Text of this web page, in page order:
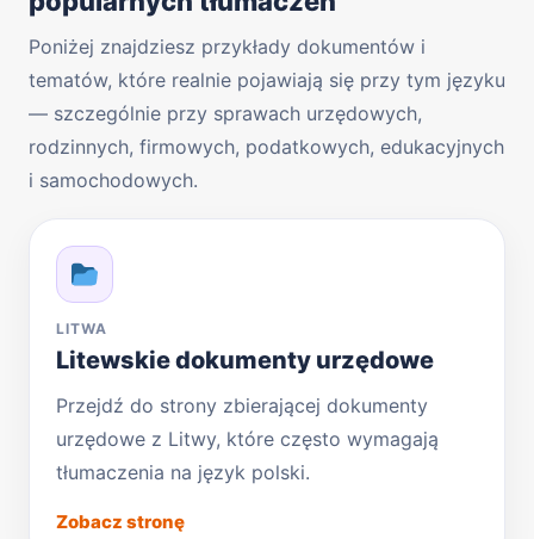
Poniżej znajdziesz przykłady dokumentów i
tematów, które realnie pojawiają się przy tym języku
— szczególnie przy sprawach urzędowych,
rodzinnych, firmowych, podatkowych, edukacyjnych
i samochodowych.
LITWA
Litewskie dokumenty urzędowe
Przejdź do strony zbierającej dokumenty
urzędowe z Litwy, które często wymagają
tłumaczenia na język polski.
Zobacz stronę